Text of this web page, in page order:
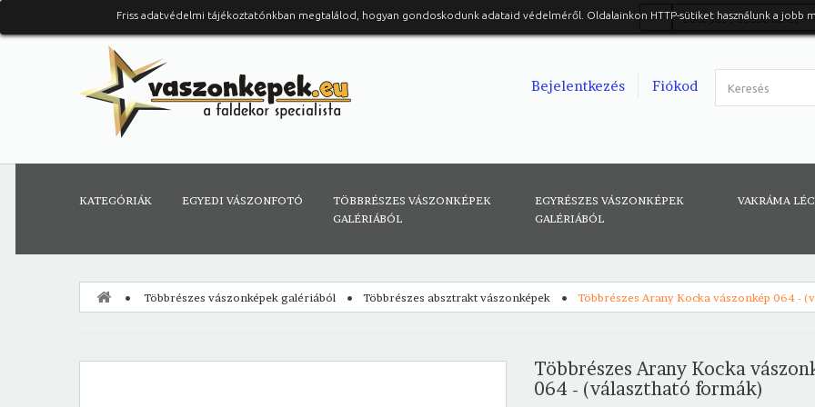
Belépés Facebook-al
Fiókod
Bejelentkezés
KATEGÓRIÁK EGYEDI VÁSZONFOTÓ
TÖBBRÉSZES VÁSZONKÉPEK
GALÉRIÁBÓL
EGYRÉSZES VÁSZONKÉPEK
GALÉRIÁBÓL
VAKRÁMA
Friss adatvédelmi tájékoztatónkban megtalálod, hogyan gondoskodunk adataid védelméről. Oldalainkon HTTP-sütiket használunk a jobb
Többrészes vászonképek galériából Többrészes absztrakt vászonképek Többrészes Arany Kocka vászonkép 064 -
Többrészes Arany Kocka
064 - (választható formák)